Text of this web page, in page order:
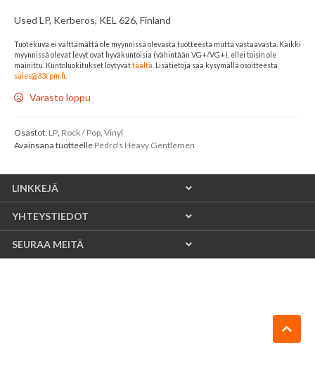
Used LP, Kerberos, KEL 626, Finland
Tuotekuva ei välttämättä ole myynnissä olevasta tuotteesta mutta vastaavasta. Kaikki
myynnissä olevat levyt ovat hyväkuntoisia (vähintään VG+/VG+), ellei toisin ole
mainittu. Kuntoluokitukset löytyvättäältä . Lisätietoja saa kysymällä osoitteesta
sales@33rpm.fi
Varasto loppu
Osastot: LP, Rock / Pop, Vinyl
Avainsana tuotteelle Pedro's Heavy Gentlemen
LINKKEJÄ
YHTEYSTIEDOT
SEURAA MEITÄ